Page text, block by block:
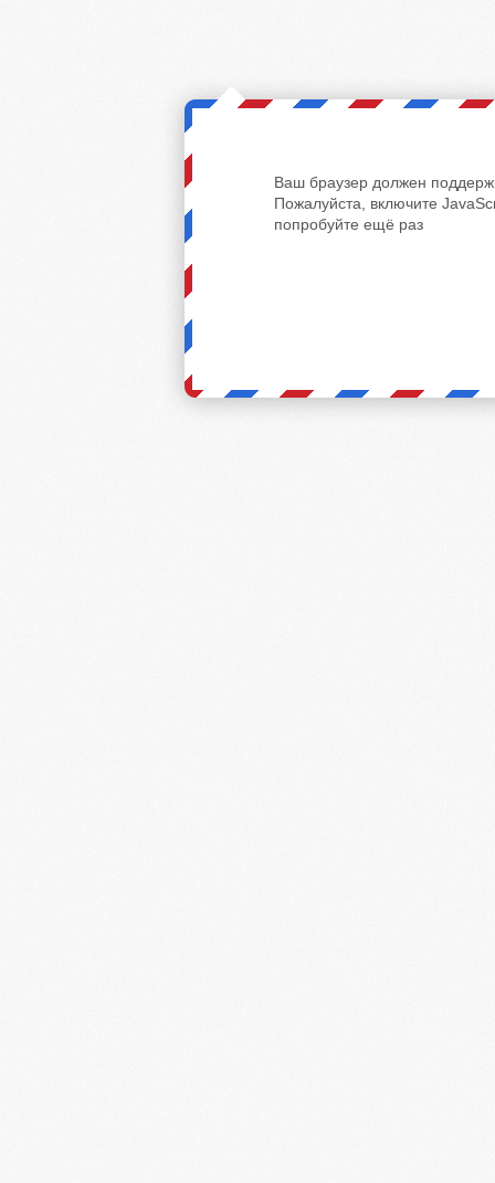
Ваш браузер должен
Пожалуйста, включите
попробуйте ещё раз